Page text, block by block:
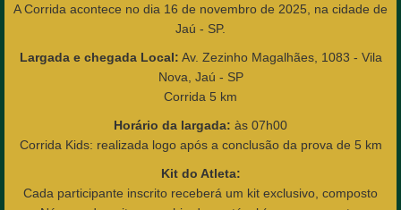
A Corrida acontece no dia 16 de novembro de 2025, na cidade de
Jaú - SP.
Largada e chegada Local: Av. Zezinho Magalhães, 1083 - Vila
Nova, Jaú - SP
Corrida 5 km
Horário da largada: às 07h00
Corrida Kids: realizada logo após a conclusão da prova de 5 km
Kit do Atleta:
Cada participante inscrito receberá um kit exclusivo, composto